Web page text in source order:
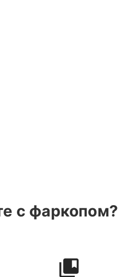
с фаркопом?